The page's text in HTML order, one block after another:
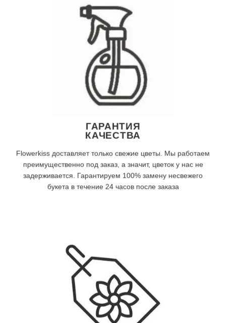
ГАРАНТИЯ
КАЧЕСТВА
Flowerkiss доставляет только свежие цветы. Мы работаем
преимущественно под заказ, а значит, цветок у нас не
задерживается. Гарантируем 100% замену несвежего
букета в течение 24 часов после заказа